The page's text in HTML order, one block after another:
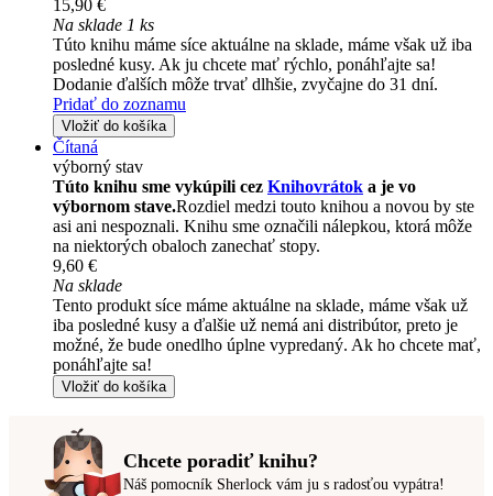
15,90 €
Na sklade 1 ks
Túto knihu máme síce aktuálne na sklade, máme však už iba
posledné kusy. Ak ju chcete mať rýchlo, ponáhľajte sa!
Dodanie ďalších môže trvať dlhšie, zvyčajne do 31 dní.
Pridať do zoznamu
Vložiť do košíka
Čítaná
výborný stav
Túto knihu sme vykúpili cez Knihovrátok a je vo
výbornom stave.Rozdiel medzi touto knihou a novou by ste
asi ani nespoznali. Knihu sme označili nálepkou, ktorá môže
na niektorých obaloch zanechať stopy.
9,60 €
Na sklade
Tento produkt síce máme aktuálne na sklade, máme však už
iba posledné kusy a ďalšie už nemá ani distribútor, preto je
možné, že bude onedlho úplne vypredaný. Ak ho chcete mať,
ponáhľajte sa!
Vložiť do košíka
Chcete poradiť knihu?
Náš pomocník Sherlock vám ju s radosťou vypátra!